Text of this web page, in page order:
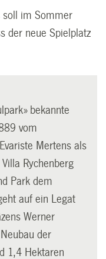
soll im Sommer
der neue Spielplatz
bekannte
vom
Mertens als
Rychenberg
Park dem
auf ein Legat
Werner
der
1,4 Hektaren